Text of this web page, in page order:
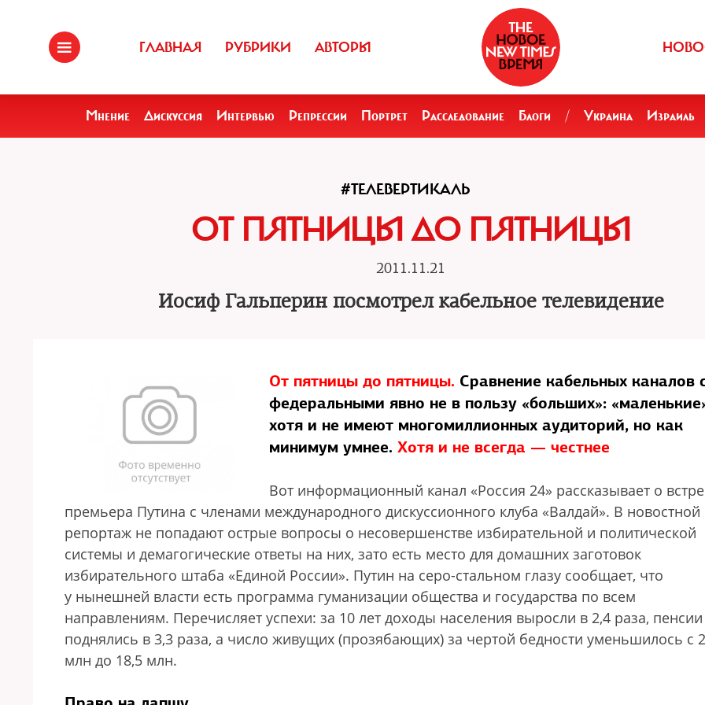
ГЛАВНАЯ РУБРИКИ АВТОРЫ
Мнение Дискуссия Интервью Репрессии Портрет Расследование Блоги / Украина Израиль
#ТЕЛЕВЕРТИКАЛЬ
ОТ ПЯТНИЦЫ ДО ПЯТНИЦЫ
2011.11.21
Иосиф Гальперин посмотрел кабельное телевидение
От пятницы до пятницы. Сравнение кабельных каналов
федеральными явно не в пользу «больших»:
хотя и не имеют многомиллионных аудиторий, но как
минимум умнее. Хотя и не всегда — честнее
Вот информационный канал «Россия 24» рассказывает о
премьера Путина с членами международного дискуссионного клуба «Валдай». В новостной
репортаж не попадают острые вопросы о несовершенстве избирательной и политической
системы и демагогические ответы на них, зато есть место для домашних заготовок
избирательного штаба «Единой России». Путин на серо-стальном глазу сообщает, что
у нынешней власти есть программа гуманизации общества и государства по всем
направлениям. Перечисляет успехи: за 10 лет доходы населения выросли в 2,4 раза, пенсии
поднялись в 3,3 раза, а число живущих (прозябающих) за чертой бедности уменьшилось с
млн до 18,5 млн.